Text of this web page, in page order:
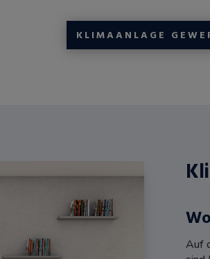
KLIMAANLAGE
Auf